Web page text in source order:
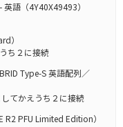
語（4Y40X49493）
）
ち２に接続
Type-S 英語配列／
てかえうち２に接続
R2 PFU Limited Edition）